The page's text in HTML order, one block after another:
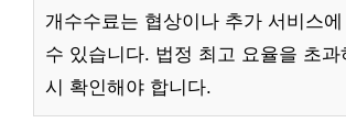
개수수료는 협상이나 추가 서비스
수 있습니다. 법정 최고 요율을 초과
시 확인해야 합니다.